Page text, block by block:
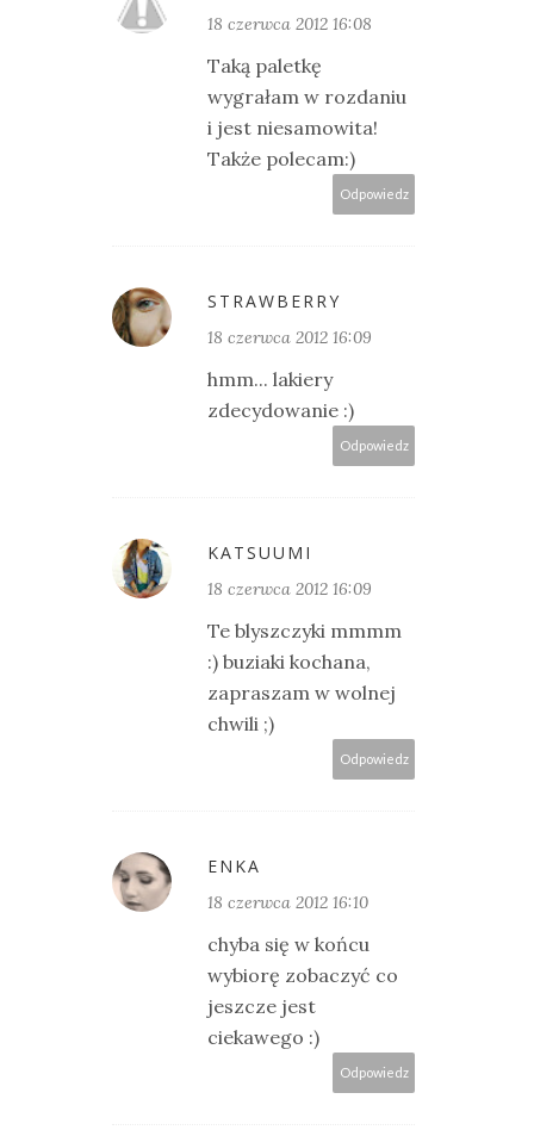
18 czerwca 2012 16:08
Taką paletkę
wygrałam w rozdaniu
i jest niesamowita!
Także polecam:)
Odpowiedz
STRAWBERRY
18 czerwca 2012 16:09
hmm... lakiery
zdecydowanie :)
Odpowiedz
KATSUUMI
18 czerwca 2012 16:09
Te blyszczyki mmmm
:) buziaki kochana,
zapraszam w wolnej
chwili ;)
Odpowiedz
ENKA
18 czerwca 2012 16:10
chyba się w końcu
wybiorę zobaczyć co
jeszcze jest
ciekawego :)
Odpowiedz